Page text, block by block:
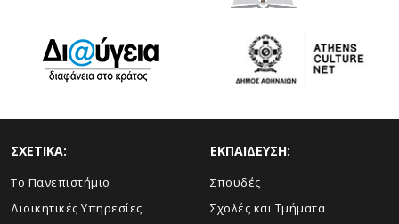
ΣΧΕΤΙΚΑ:
Το Πανεπιστήμιο
Διοικητικές Υπηρεσίες
ΕΚΠΑΙΔΕΥΣΗ:
Σπουδές
Σχολές και Τμήματα